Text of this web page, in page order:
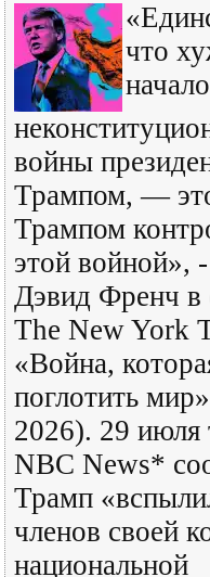
что
начало
войны
Трампом, —
Трампом
этой войной»,
Дэвид Френч в
The New York
«Война,
поглотить
2026). 29 июля
NBC News*
Трамп
членов своей
национальной